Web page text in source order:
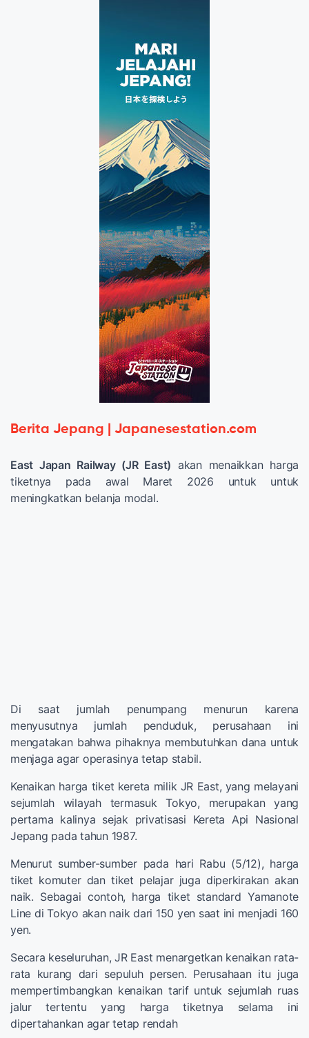
Berita Jepang | Japanesestation.com
East Japan Railway (JR East) akan menaikkan harga
tiketnya pada awal Maret 2026 untuk untuk
meningkatkan belanja modal.
Di saat jumlah penumpang menurun karena
menyusutnya jumlah penduduk, perusahaan ini
mengatakan bahwa pihaknya membutuhkan dana untuk
menjaga agar operasinya tetap stabil.
Kenaikan harga tiket kereta milik JR East, yang melayani
sejumlah wilayah termasuk Tokyo, merupakan yang
pertama kalinya sejak privatisasi Kereta Api Nasional
Jepang pada tahun 1987.
Menurut sumber-sumber pada hari Rabu (5/12), harga
tiket komuter dan tiket pelajar juga diperkirakan akan
naik. Sebagai contoh, harga tiket standard Yamanote
Line di Tokyo akan naik dari 150 yen saat ini menjadi 160
yen.
Secara keseluruhan, JR East menargetkan kenaikan rata-
rata kurang dari sepuluh persen. Perusahaan itu juga
mempertimbangkan kenaikan tarif untuk sejumlah ruas
jalur tertentu yang harga tiketnya selama ini
dipertahankan agar tetap rendah